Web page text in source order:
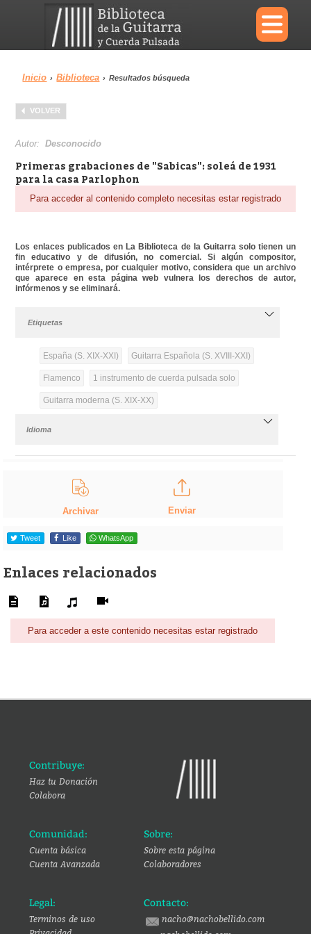
×
Menu
Biblioteca
Área personal Reproductor
Inicio › Biblioteca › Resultados búsqueda
VOLVER
Autor:Desconocido
Primeras grabaciones de "Sabicas": soleá de 1931
para la casa Parlophon
Para acceder al contenido completo necesitas estar registrado
Los enlaces publicados en La Biblioteca de la Guitarra solo tienen un
fin educativo y de difusión, no comercial. Si algún compositor,
intérprete o empresa, por cualquier motivo, considera que un archivo
que aparece en esta página web vulnera los derechos de autor,
infórmenos y se eliminará.
Etiquetas
España (S. XIX-XXI) Guitarra Española (S. XVIII-XXI)
Flamenco 1 instrumento de cuerda pulsada solo
Guitarra moderna (S. XIX-XX)
Idioma
Archivar Enviar
Tweet Like WhatsApp
Enlaces relacionados
Para acceder a este contenido necesitas estar registrado
Contribuye:
Haz tu Donación
Colabora
Comunidad:
Cuenta básica
Cuenta Avanzada
Sobre:
Sobre esta página
Colaboradores
Legal:
Terminos de uso
Contacto:
nacho@nachobellido.com